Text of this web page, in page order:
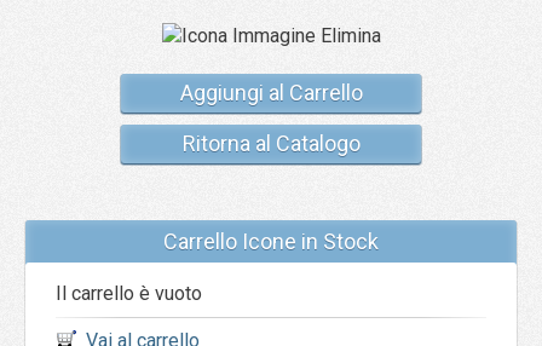
Aggiungi al Carrello
Ritorna al Catalogo
Carrello Icone in Stock
Il carrello è vuoto
Vai al carrello